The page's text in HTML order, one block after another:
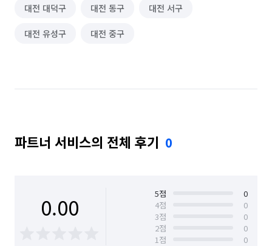
대전 대덕구 대전 동구 대전 서구
대전 유성구 대전 중구
파트너 서비스의 전체 후기 0
0.00 5점
0
4점
0
3점
0
2점
0
1점
0